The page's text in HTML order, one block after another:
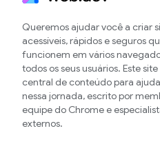
Queremos ajudar você a criar
acessíveis, rápidos e seguros
funcionem em vários
todos os seus usuários. Este site
central de conteúdo para
nessa jornada, escrito por
equipe do Chrome e
externos.